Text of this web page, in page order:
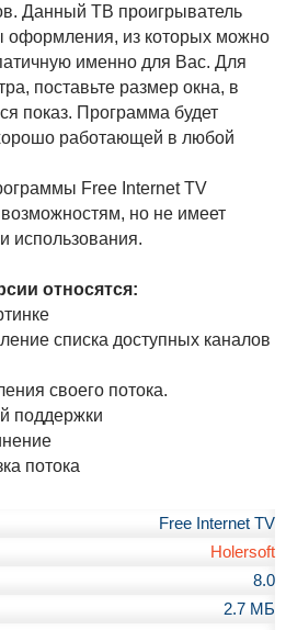
Данный ТВ проигрыватель
оформления, из которых можно
именно для Вас. Для
поставьте размер окна, в
показ. Программа будет
работающей в любой
Free Internet TV
но не имеет
использования.
относятся:
списка доступных каналов
своего потока.
поддержки
потока
Free Internet TV
Holersoft
8.0
2.7 МБ